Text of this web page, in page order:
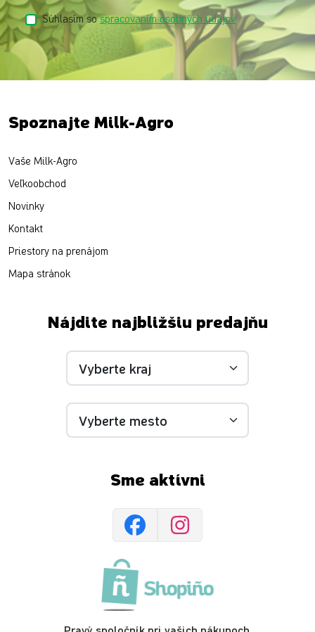
Súhlasím sospracovaním osobných údajov
Spoznajte Milk-Agro
Vaše Milk-Agro
Veľkoobchod
Novinky
Kontakt
Priestory na prenájom
Mapa stránok
Nájdite najbližšiu predajňu
Sme aktívni